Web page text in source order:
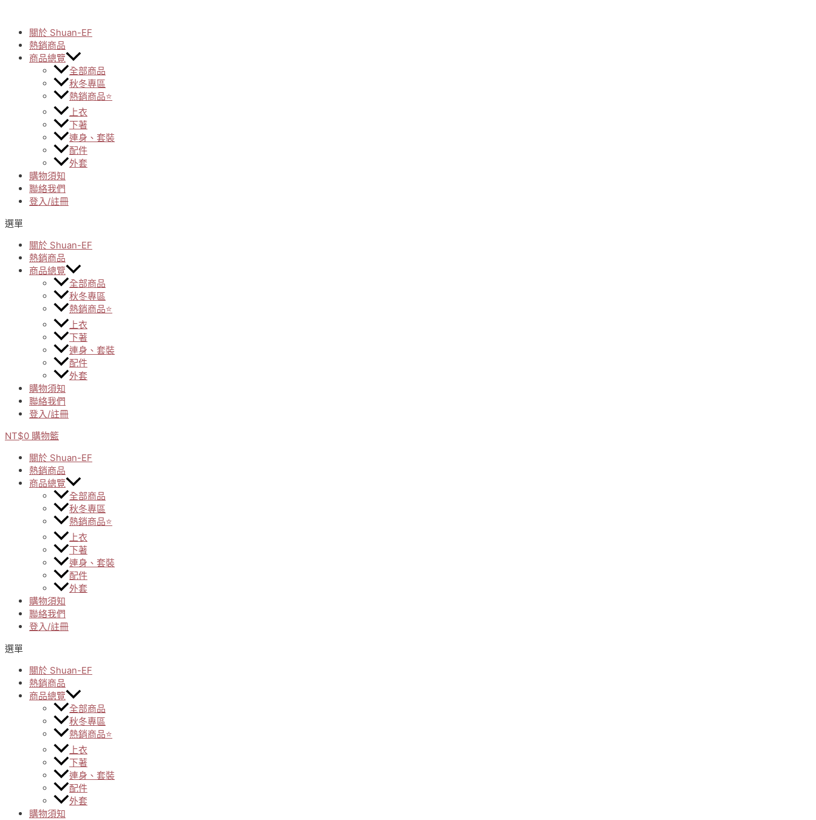
content關於 Shuan-EF
熱銷商品
商品總覽
全部商品
秋冬專區
熱銷商品⭐
上衣
下著
連身、套裝
配件
外套
購物須知
聯絡我們
登入/註冊
選單
關於 Shuan-EF
熱銷商品
商品總覽
全部商品
秋冬專區
熱銷商品⭐
上衣
下著
連身、套裝
配件
外套
購物須知
聯絡我們
登入/註冊
NT$0 購物籃
關於 Shuan-EF
熱銷商品
商品總覽
全部商品
秋冬專區
熱銷商品⭐
上衣
下著
連身、套裝
配件
外套
購物須知
聯絡我們
登入/註冊
選單
關於 Shuan-EF
熱銷商品
商品總覽
全部商品
秋冬專區
熱銷商品⭐
上衣
下著
連身、套裝
配件
外套
購物須知